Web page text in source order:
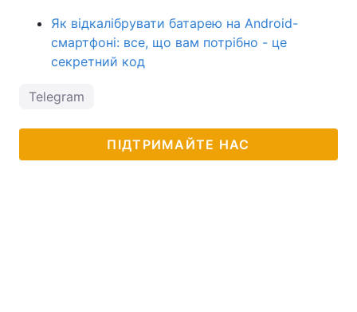
Як відкалібрувати батарею на Android-
смартфоні: все, що вам потрібно - це
секретний код
Telegram
ПІДТРИМАЙТЕ НАС